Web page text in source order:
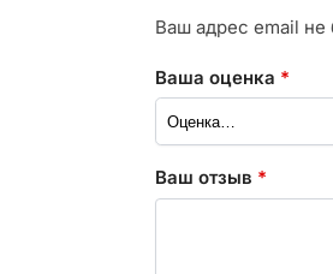
Ваш адрес email не
Ваша оценка *
Ваш отзыв *